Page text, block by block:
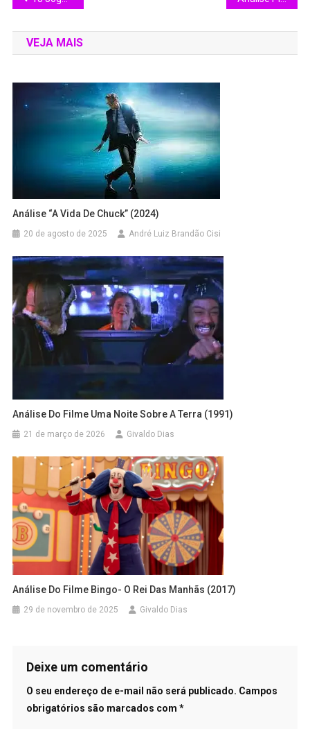
VEJA MAIS
Análise “A Vida De Chuck” (2024)
20 de agosto de 2025 André Luiz Brandão Cisi
Análise Do Filme Uma Noite Sobre A Terra (1991)
21 de março de 2026 Givaldo Dias
Análise Do Filme Bingo- O Rei Das Manhãs (2017)
29 de novembro de 2025 Givaldo Dias
Deixe um comentário
O seu endereço de e-mail não será publicado. Campos
obrigatórios são marcados com *